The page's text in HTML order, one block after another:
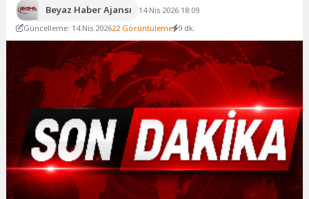
Beyaz Haber Ajansı
14 Nis 2026 18:09
Güncelleme: 14 Nis 202622 Görüntüleme 9 dk.